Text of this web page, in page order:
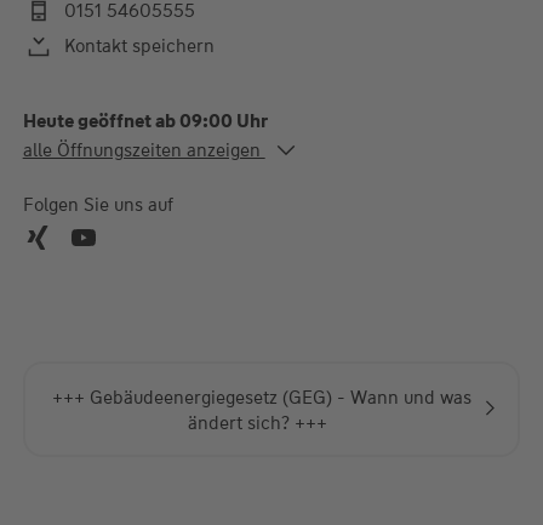
0151 54605555
Kontakt speichern
Heute geöffnet ab 09:00 Uhr
Alle Öffnungszeiten
Do.
Fr.
alle Öffnungszeiten anzeigen
Folgen Sie uns auf
+++ Gebäudeenergiegesetz (GEG) - Wann und was
ändert sich? +++